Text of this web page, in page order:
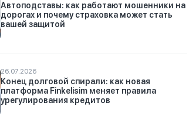
Автоподставы: как работают мошенники на
дорогах и почему страховка может стать
вашей защитой
26.07.2026
Конец долговой спирали: как новая
платформа Finkelisim меняет правила
урегулирования кредитов